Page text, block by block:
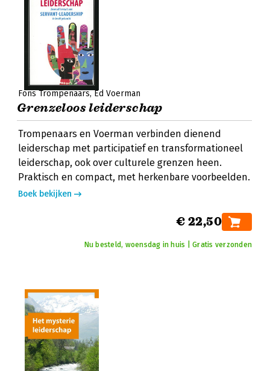
Fons Trompenaars Ed Voerman
Grenzeloos leiderschap
Trompenaars en Voerman verbinden dienend
leiderschap met participatief en transformationeel
leiderschap, ook over culturele grenzen heen.
Praktisch en compact, met herkenbare voorbeelden.
Boek bekijken
€ 22,50
Nu besteld, woensdag in huis | Gratis verzonden